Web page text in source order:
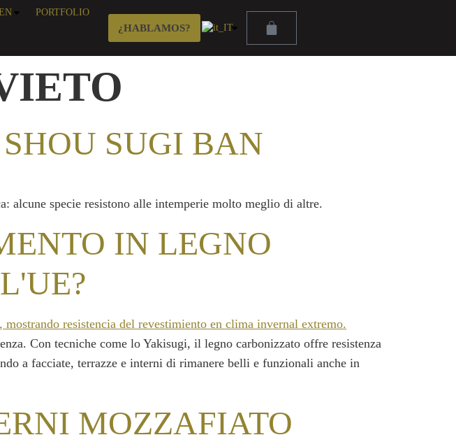
PORTFOLIO
¿HABLAMOS?
SUGI BAN
alcune specie resistono alle intemperie molto meglio di altre.
IN LEGNO
Con tecniche come lo Yakisugi, il legno carbonizzato offre resistenza
a facciate, terrazze e interni di rimanere belli e funzionali anche in
MOZZAFIATO